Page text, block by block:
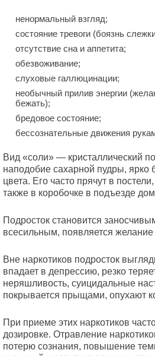
ненормальный взгляд;
состояние тревоги (боязнь
отсутствие сна и аппетита;
обезвоживание;
слуховые галлюцинации;
необычный прилив энергии
бежать);
бредовое состояние;
бессознательные движения
Вид «соли» — кристаллический
наподобие сахарной пудры, ярко
цвета. Его часто прячут в
также в коробочке в подъезде
Подросток становится
всесильным, появляется
Вне наркотиков подросток
впадает в депрессию, резко
неряшливость, суицидальные
покрывается прыщами, опухают
При приеме этих наркотиков
дозировке. Отравление
потерю сознания, повышение